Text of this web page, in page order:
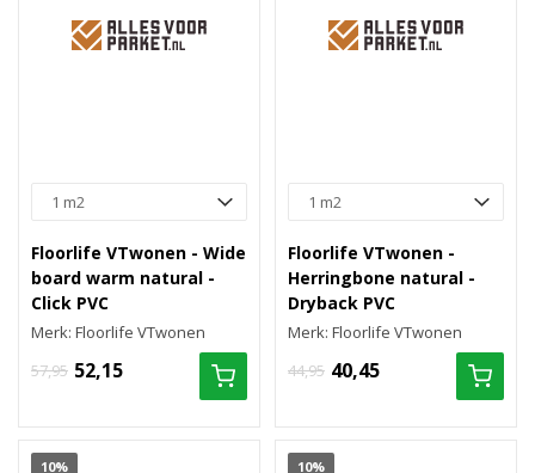
Floorlife VTwonen - Wide
board warm natural -
Click PVC
Merk: Floorlife VTwonen
57,95 52,15
Floorlife VTwonen -
Herringbone natural -
Dryback PVC
Merk: Floorlife VTwonen
44,95 40,45
10% 10%